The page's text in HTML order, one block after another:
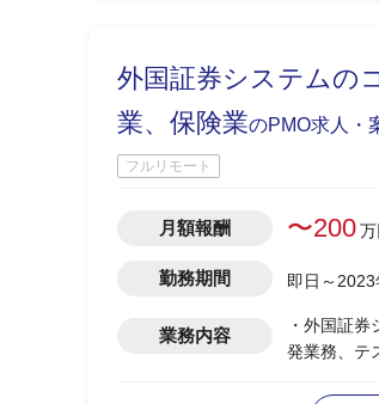
外国証券システムの
業、保険業のPMO求人・
フルリモート
月額報酬 〜200
勤務期間 即日～
業務内容
・外国証
発業務、テ